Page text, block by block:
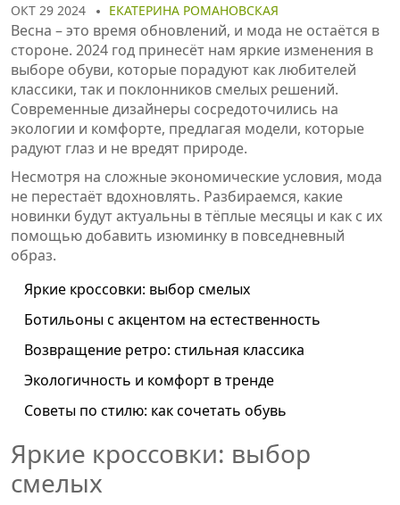
ОКТ 29 2024 ЕКАТЕРИНА РОМАНОВСКАЯ
Весна – это время обновлений, и мода не остаётся в
стороне. 2024 год принесёт нам яркие изменения в
выборе обуви, которые порадуют как любителей
классики, так и поклонников смелых решений.
Современные дизайнеры сосредоточились на
экологии и комфорте, предлагая модели, которые
радуют глаз и не вредят природе.
Несмотря на сложные экономические условия, мода
не перестаёт вдохновлять. Разбираемся, какие
новинки будут актуальны в тёплые месяцы и как с их
помощью добавить изюминку в повседневный
образ.
Яркие кроссовки: выбор смелых
Ботильоны с акцентом на естественность
Возвращение ретро: стильная классика
Экологичность и комфорт в тренде
Советы по стилю: как сочетать обувь
Яркие кроссовки: выбор
смелых